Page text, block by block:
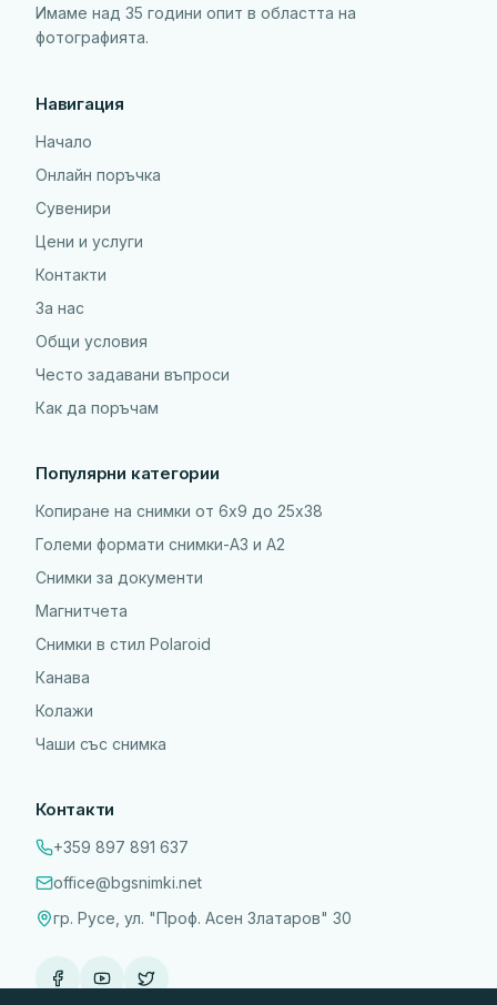
Имаме над 35 години опит в областта на
фотографията.
Навигация
Начало
Онлайн поръчка
Сувенири
Цени и услуги
Контакти
За нас
Общи условия
Често задавани въпроси
Как да поръчам
Популярни категории
Копиране на снимки от 6x9 до 25х38
Големи формати снимки-А3 и А2
Снимки за документи
Магнитчета
Снимки в стил Polaroid
Канава
Колажи
Чаши със снимка
Контакти
+359 897 891 637
office@bgsnimki.net
гр. Русе, ул. "Проф. Асен Златаров" 30